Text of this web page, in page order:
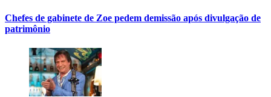
Chefes de gabinete de Zoe pedem demissão após divulgação de
patrimônio